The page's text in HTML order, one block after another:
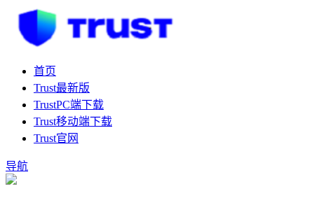
首页
Trust最新版
TrustPC端下载
Trust移动端下载
Trust官网
导航